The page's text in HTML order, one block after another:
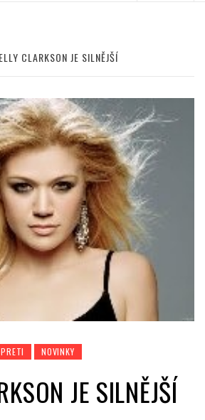
CLARKSON JE SILNĚJŠÍ
NOVINKY
JE SILNĚJŠÍ